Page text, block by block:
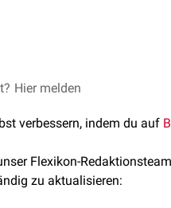
aufzudecken.
für das Wesentliche zu
folgend, gehen folgende
Hier melden
verbessern, indem du auf
Flexikon-
zu aktualisieren: